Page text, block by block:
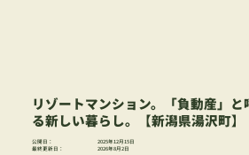
リゾートマンション。「負動産」
る新しい暮らし。【新潟県湯沢町】
公開日：
2025年12月15日
最終更新日：
2026年8月2日